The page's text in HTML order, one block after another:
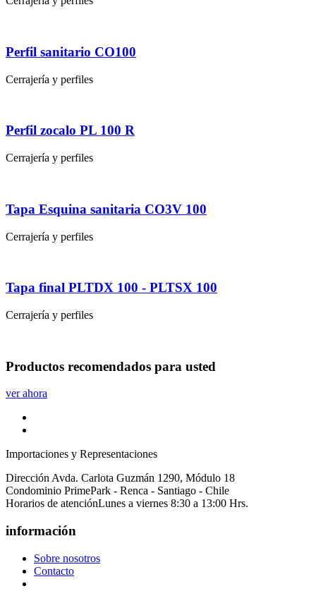
Perfil sanitario CO100
Cerrajería y perfiles
Perfil zocalo PL 100 R
Cerrajería y perfiles
Tapa Esquina sanitaria CO3V 100
Cerrajería y perfiles
Tapa final PLTDX 100 - PLTSX 100
Cerrajería y perfiles
Productos recomendados para usted
ver ahora
Importaciones y Representaciones
Dirección Avda. Carlota Guzmán 1290, Módulo 18
Condominio PrimePark - Renca - Santiago - Chile
Horarios de atenciónLunes a viernes 8:30 a 13:00 Hrs.
información
Sobre nosotros
Contacto